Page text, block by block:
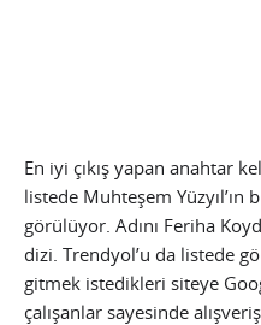
En iyi çıkış yapan anahtar
listede Muhteşem Yüzyıl’ın
görülüyor. Adını Feriha
dizi. Trendyol’u da listede
gitmek istedikleri siteye
çalışanlar sayesinde